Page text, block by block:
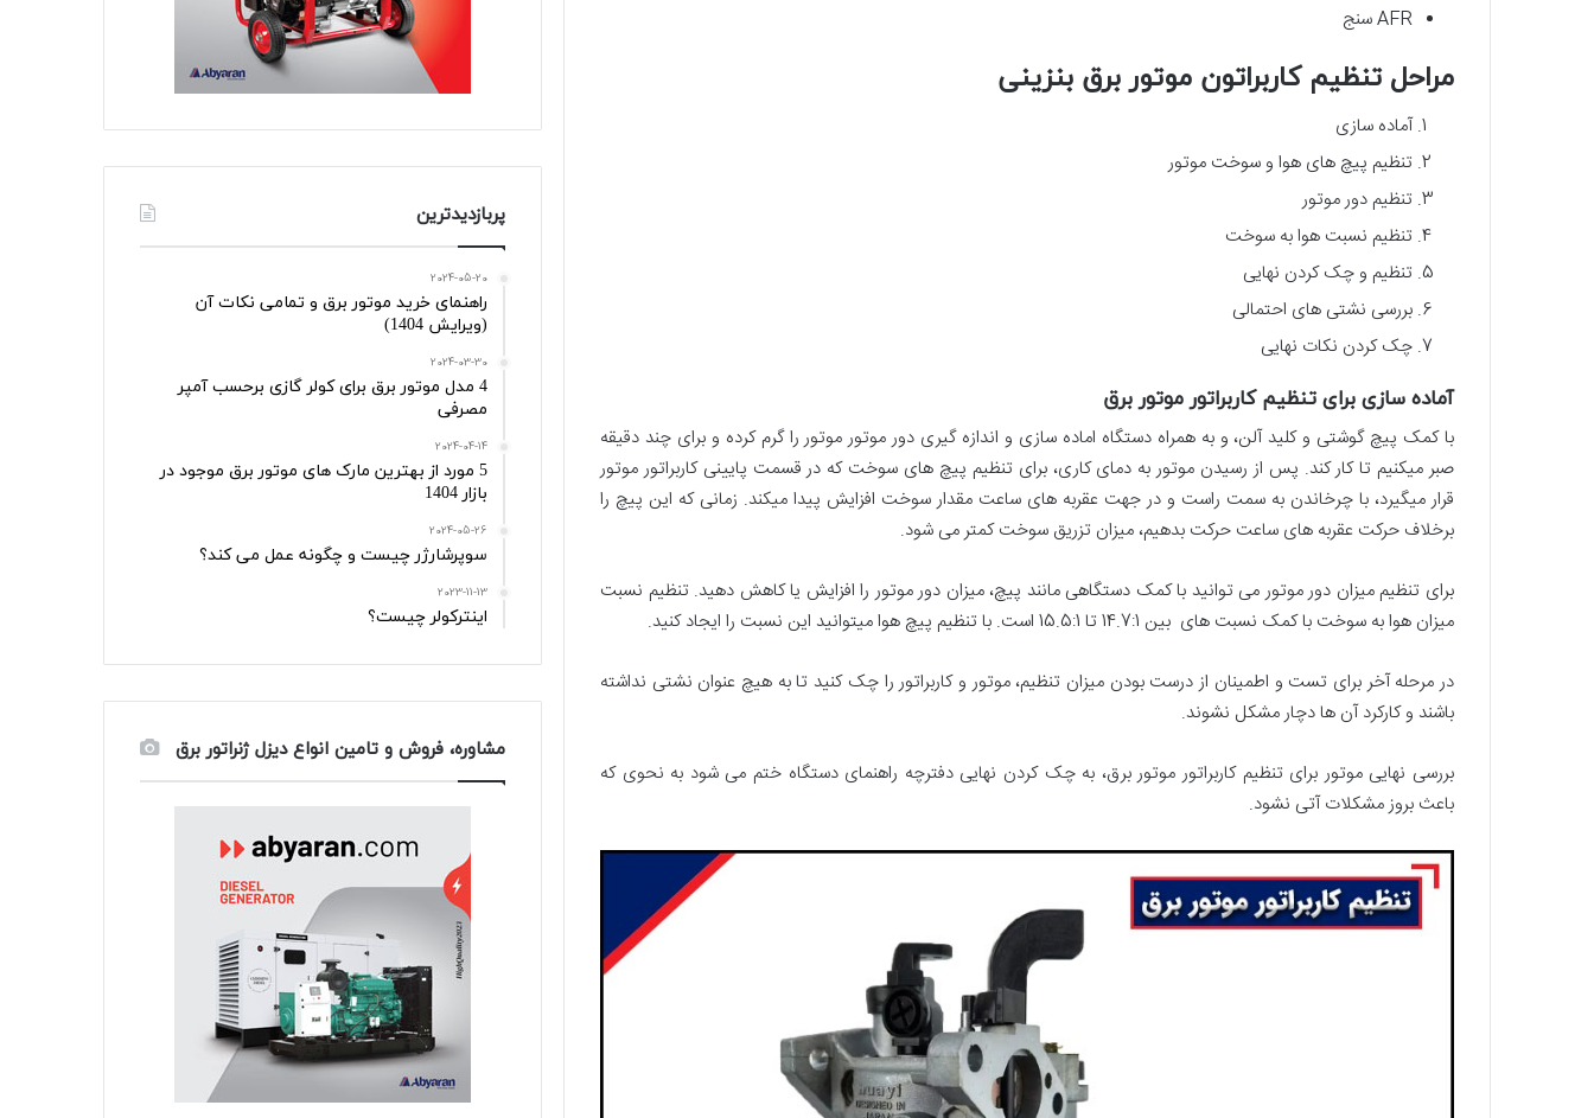
AFR سنج
مراحل تنظیم کاربراتون موتور برق بنزینی
آماده سازی
تنظیم پیچ های هوا و سوخت موتور
تنظیم دور موتور
تنظیم نسبت هوا به سوخت
تنظیم و چک کردن نهایی
بررسی نشتی های احتمالی
چک کردن نکات نهایی
آماده سازی برای تنظیم کاربراتور موتور برق
با کمک پیچ گوشتی و کلید آلن، و به همراه دستگاه اماده سازی و اندازه گیری دور موتور موتور را گرم کرده و برای چند دقیقه
صبر میکنیم تا کار کند. پس از رسیدن موتور به دمای کاری، برای تنظیم پیچ های سوخت که در قسمت پایینی کاربراتور موتور
قرار میگیرد، با چرخاندن به سمت راست و در جهت عقربه های ساعت مقدار سوخت افزایش پیدا میکند. زمانی که این پیچ را
برخلاف حرکت عقربه های ساعت حرکت بدهیم، میزان تزریق سوخت کمتر می شود.
برای تنظیم میزان دور موتور می توانید با کمک دستگاهی مانند پیچ، میزان دور موتور را افزایش یا کاهش دهید. تنظیم نسبت
میزان هوا به سوخت با کمک نسبت های بین 14.7:1 تا 15.5:1 است. با تنظیم پیچ هوا میتوانید این نسبت را ایجاد کنید.
در مرحله آخر برای تست و اطمینان از درست بودن میزان تنظیم، موتور و کاربراتور را چک کنید تا به هیچ عنوان نشتی نداشته
باشند و کارکرد آن ها دچار مشکل نشوند.
بررسی نهایی موتور برای تنظیم کاربراتور موتور برق، به چک کردن نهایی دفترچه راهنمای دستگاه ختم می شود به نحوی که
باعث بروز مشکلات آتی نشود.
پربازدیدترین
2024-05-20
راهنمای خرید موتور برق و تمامی نکات آن
(ویرایش 1404)
2024-03-30
4 مدل موتور برق برای کولر گازی برحسب آمپر
مصرفی
2024-04-14
5 مورد از بهترین مارک های موتور برق موجود در
بازار 1404
2024-05-26
سوپرشارژر چیست و چگونه عمل می کند؟
2023-11-13
اینترکولر چیست؟
مشاوره، فروش و تامین انواع دیزل ژنراتور برق